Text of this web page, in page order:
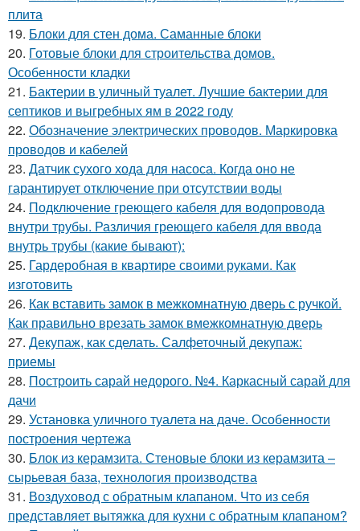
плита
19. Блоки для стен дома. Саманные блоки
20. Готовые блоки для строительства домов.
Особенности кладки
21. Бактерии в уличный туалет. Лучшие бактерии для
септиков и выгребных ям в 2022 году
22. Обозначение электрических проводов. Маркировка
проводов и кабелей
23. Датчик сухого хода для насоса. Когда оно не
гарантирует отключение при отсутствии воды
24. Подключение греющего кабеля для водопровода
внутри трубы. Различия греющего кабеля для ввода
внутрь трубы (какие бывают):
25. Гардеробная в квартире своими руками. Как
изготовить
26. Как вставить замок в межкомнатную дверь с ручкой.
Как правильно врезать замок вмежкомнатную дверь
27. Декупаж, как сделать. Салфеточный декупаж:
приемы
28. Построить сарай недорого. №4. Каркасный сарай для
дачи
29. Установка уличного туалета на даче. Особенности
построения чертежа
30. Блок из керамзита. Стеновые блоки из керамзита –
сырьевая база, технология производства
31. Воздуховод с обратным клапаном. Что из себя
представляет вытяжка для кухни с обратным клапаном?